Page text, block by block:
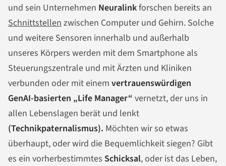
und sein Unternehmen Neuralinkforschen bereits an
Schnittstellenzwischen Computer und Gehirn. Solche
und weitere Sensoren innerhalb und außerhalb
unseres Körpers werden mit dem Smartphone als
Steuerungszentrale und mit Ärzten und Kliniken
verbunden oder mit einem vertrauenswürdigen
GenAI-basierten „Life Manager“ vernetzt, der uns in
allen Lebenslagen berät und lenkt
(Technikpaternalismus). Möchten wir so etwas
überhaupt, oder wird die Bequemlichkeit siegen? Gibt
es ein vorherbestimmtes Schicksal, oder ist das Leben,